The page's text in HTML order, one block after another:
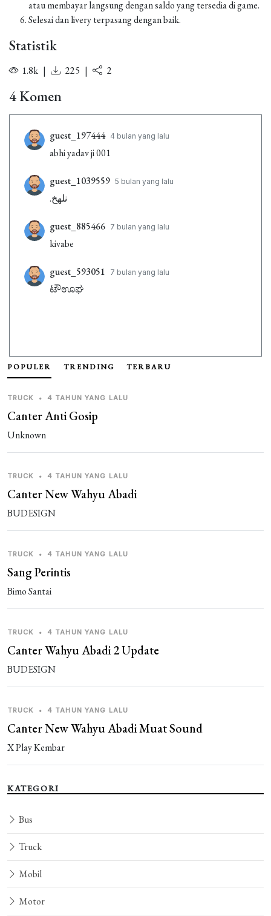
atau membayar langsung dengan saldo yang tersedia di game.
Selesai dan livery terpasang dengan baik.
Statistik
1.8k | 225 | 2
4 Komen
guest_197444 4 bulan yang lalu
abhi yadav ji 001
guest_1039559 5 bulan yang lalu
.نلهخ
guest_885466 7 bulan yang lalu
kivabe
guest_593051 7 bulan yang lalu
ಟೌಊಘ
POPULER TRENDING TERBARU
TRUCK • 4 TAHUN YANG LALU
Canter Anti Gosip
Unknown
TRUCK • 4 TAHUN YANG LALU
Canter New Wahyu Abadi
BUDESIGN
TRUCK • 4 TAHUN YANG LALU
Sang Perintis
Bimo Santai
TRUCK • 4 TAHUN YANG LALU
Canter Wahyu Abadi 2 Update
BUDESIGN
TRUCK • 4 TAHUN YANG LALU
Canter New Wahyu Abadi Muat Sound
X Play Kembar
KATEGORI
Bus
Truck
Mobil
Motor